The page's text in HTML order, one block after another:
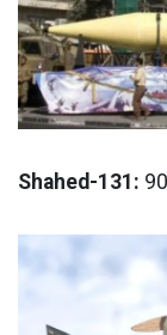
Shahed-131: